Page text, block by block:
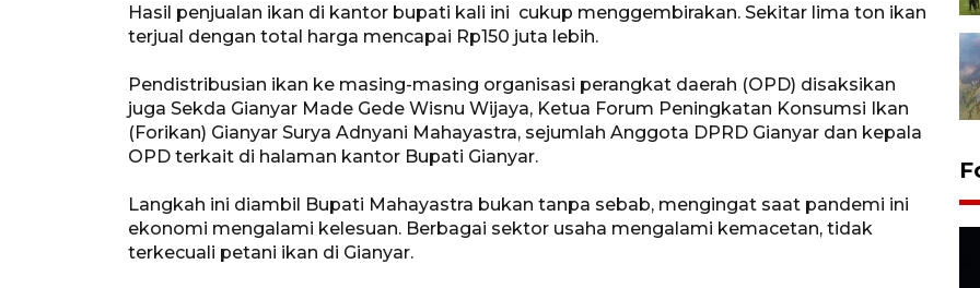
Hasil penjualan ikan di kantor bupati kali ini cukup menggembirakan. Sekitar lima ton ikan
terjual dengan total harga mencapai Rp150 juta lebih.
Pendistribusian ikan ke masing-masing organisasi perangkat daerah (OPD) disaksikan
juga Sekda Gianyar Made Gede Wisnu Wijaya, Ketua Forum Peningkatan Konsumsi Ikan
(Forikan) Gianyar Surya Adnyani Mahayastra, sejumlah Anggota DPRD Gianyar dan kepala
OPD terkait di halaman kantor Bupati Gianyar.
Langkah ini diambil Bupati Mahayastra bukan tanpa sebab, mengingat saat pandemi ini
ekonomi mengalami kelesuan. Berbagai sektor usaha mengalami kemacetan, tidak
terkecuali petani ikan di Gianyar.